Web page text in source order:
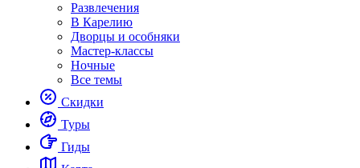
Развлечения
В Карелию
Дворцы и особняки
Мастер-классы
Ночные
Все темы
Скидки
Туры
Гиды